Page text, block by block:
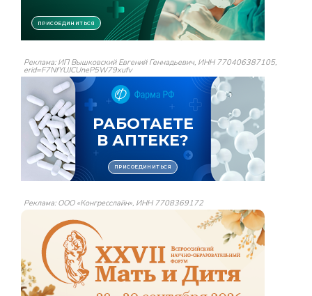
Реклама: ИП Вышковский Евгений Геннадьевич, ИНН 770406387105,
erid=F7NfYUJCUneP5W79xufv
Реклама: ООО «Конгресслайн», ИНН 7708369172